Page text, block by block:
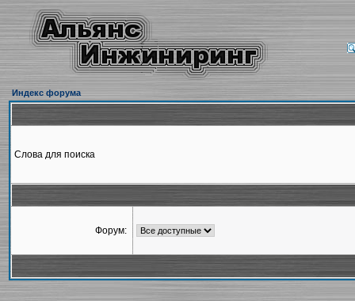
Индекс форума
Слова для поиска
Форум: